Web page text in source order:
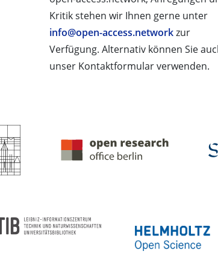
Kritik stehen wir Ihnen gerne unter
info@open-access.networkzur
Verfügung. Alternativ können Sie
unser Kontaktformular verwenden.